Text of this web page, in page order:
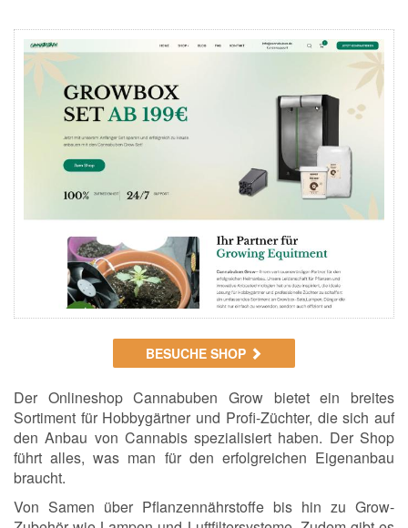
BESUCHE SHOP
Der Onlineshop Cannabuben Grow bietet ein breites
Sortiment für Hobbygärtner und Profi-Züchter, die sich auf
den Anbau von Cannabis spezialisiert haben. Der Shop
führt alles, was man für den erfolgreichen Eigenanbau
braucht.
Von Samen über Pflanzennährstoffe bis hin zu Grow-